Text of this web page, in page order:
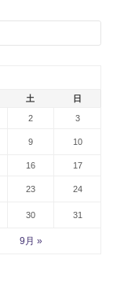
土 日
9月 »
2 3
9 10
16 17
23 24
30 31